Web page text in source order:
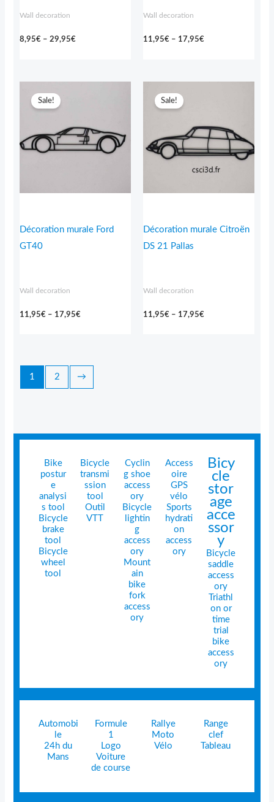
Wall decoration
8,95€ – 29,95€
Wall decoration
11,95€ – 17,95€
Sale!
Décoration murale Ford
GT40
Wall decoration
11,95€ – 17,95€
17,95€
Sale!
Décoration murale Citroën
DS 21 Pallas
Wall decoration
11,95€ – 17,95€
17,95€
1 2 →
Bike
postur
e
analysi
s tool
Bicycle
brake
tool
Bicycle
wheel
tool
Bicycle
transmi
ssion
tool
Outil
VTT
Cyclin
g shoe
access
ory
Bicycle
lightin
g
access
ory
Mount
ain
bike
fork
access
ory
Access
oire
GPS
vélo
Sports
hydrati
on
access
ory
Bicy
cle
stor
age
acce
ssor
y
Bicycle
saddle
access
ory
Triathl
on or
time
trial
bike
access
ory
Automobi
le
24h du
Mans
Formule
1
Logo
Voiture
de course
Rallye
Moto
Vélo
Range
clef
Tableau